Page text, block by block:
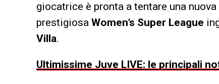
giocatrice è pronta a tentare una
prestigiosa Women’s Super League
Villa.
Ultimissime Juve LIVE: le principali